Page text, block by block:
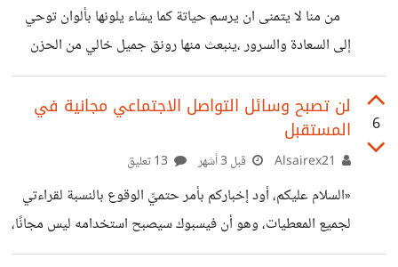
حملت وسام شرف الانتصار في المعركة الاولى وسأحمل وساما
أكبر لمعركة أعظم وأشد وحشية ، صراحة أنا لا أحب استخدام
هذه
من منا لا يتمنى ان يرسم حياتة كما يشاء يلونها بألوان توحي
إلى السعادة والسرور ،ينبعث منها رونق جميل خالي من الحزن
والكآبة ،حياة رائعة لا هم يزورها ولا كرب يطاردها ،هذه هي
العيشة التي يحلم بها أي شخص على وجه الارض ،لا هموم ولا
مشاكل ولا حتى عوائق تسودها،جميعنا نعتقد أن الحياة الوردية
هي التي نتحكم في أساليب عيشها ،في حين لا ندرك أن أكثر ما
نندم عليه في حياتنا هو إختياراتنا الخاطئة والتي غالبا ما تأخدنا
إلى الهلاك ،وإذا كان إختيار
6
لن تصبح وسائل التواصل الاجتماعي مجانية في
المستقبل
قبل 3 أشهر
«السلام عليكم، أود إخباركم بأمر حتميِّ الوقوع بالنسبة لقراءتي
لجميع المعطيات، وهو أن فيسبوك سيصبح استخدامه ليس مجانًا،
وهذا أرى أن حدوثه أوشك على الوقوع منذ أن أطلق مارك